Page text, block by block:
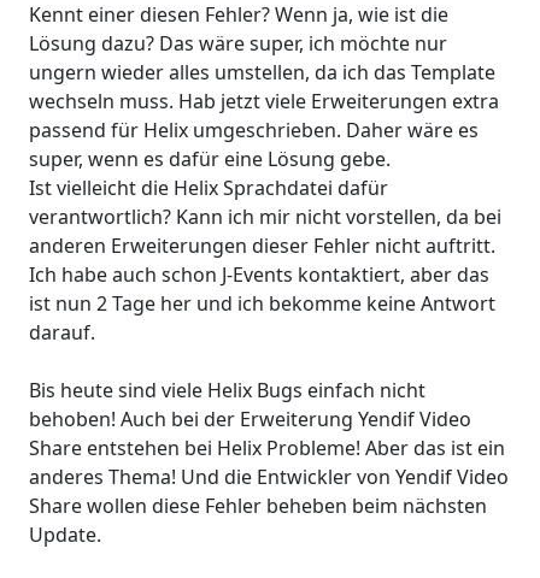
Kennt einer diesen Fehler? Wenn ja, wie ist die
Lösung dazu? Das wäre super, ich möchte nur
ungern wieder alles umstellen, da ich das Template
wechseln muss. Hab jetzt viele Erweiterungen extra
passend für Helix umgeschrieben. Daher wäre es
super, wenn es dafür eine Lösung gebe.
Ist vielleicht die Helix Sprachdatei dafür
verantwortlich? Kann ich mir nicht vorstellen, da bei
anderen Erweiterungen dieser Fehler nicht auftritt.
Ich habe auch schon J-Events kontaktiert, aber das
ist nun 2 Tage her und ich bekomme keine Antwort
darauf.
Bis heute sind viele Helix Bugs einfach nicht
behoben! Auch bei der Erweiterung Yendif Video
Share entstehen bei Helix Probleme! Aber das ist ein
anderes Thema! Und die Entwickler von Yendif Video
Share wollen diese Fehler beheben beim nächsten
Update.